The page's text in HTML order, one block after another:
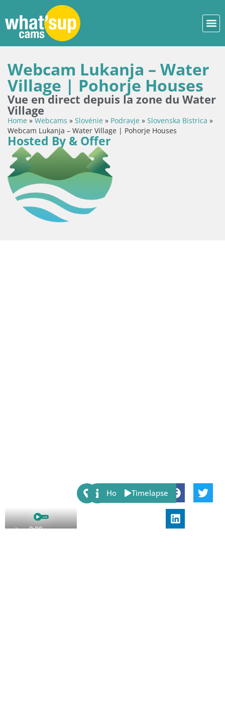
Webcam Lukanja – Water
Village | Pohorje Houses
Vue en direct depuis la zone du Water
Village
Home »Webcams » Slovénie » Podravje » Slovenska Bistrica »
Webcam Lukanja – Water Village | Pohorje Houses
Hosted By & Offer
Share:
Host Timelapse